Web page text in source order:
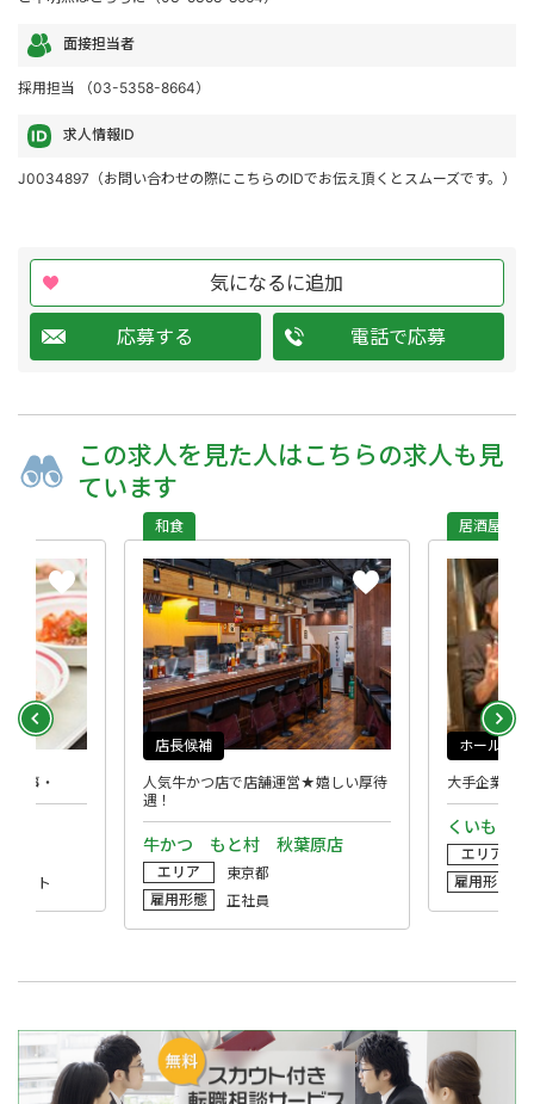
面接担当者
採用担当 （03-5358-8664）
求人情報ID
J0034897（お問い合わせの際にこちらのIDでお伝え頂くとスムーズです。）
気になるに追加
応募する 電話で応募
この求人を 見た人はこちらの求人も 見
ています
仕事・
パート
牛かつ もと村 秋葉原店
人気牛かつ店で店舗運営★嬉しい厚待
遇！
和食
店長候補
エリア
東京都
雇用形態
正社員
くいもの
大手企業で
居酒屋
ホール
エリア
雇用形態